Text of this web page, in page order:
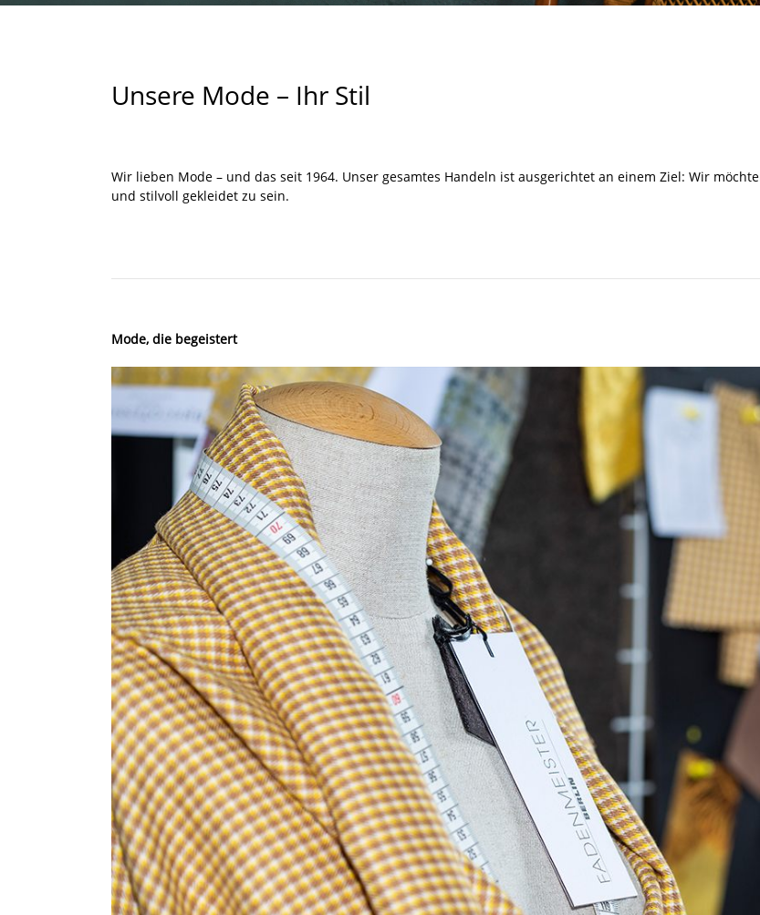
Unsere Mode – Ihr Stil
Wir lieben Mode – und das seit 1964. Unser gesamtes Handeln ist ausgerichtet an einem Ziel: Wir
und stilvoll gekleidet zu sein.
Mode, die begeistert